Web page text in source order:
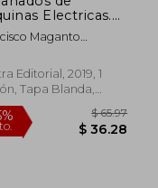
45%
dcto. $
Electricas.
y Practica
Maganto
Editorial, 2019, 1
Tapa Blanda,